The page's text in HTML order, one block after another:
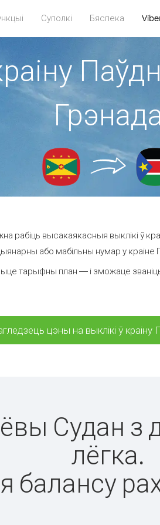
Суполкі Бяспека
рабіць высакаякасныя выклікі ў
або мабільны нумар у краіне
тарыфны план — і зможаце
цэны на выклікі ў
Судан
лёгка.
балансу